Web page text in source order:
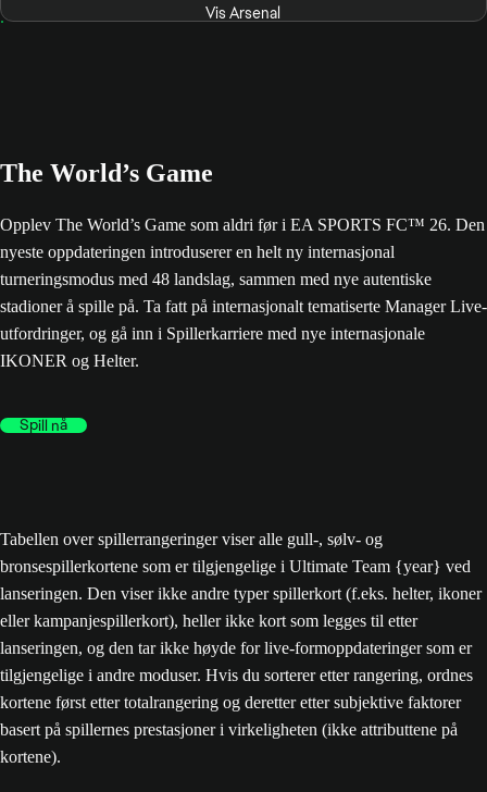
Vis Arsenal
The World’s Game
Opplev The World’s Game som aldri før i EA SPORTS FC™ 26. Den
nyeste oppdateringen introduserer en helt ny internasjonal
turneringsmodus med 48 landslag, sammen med nye autentiske
stadioner å spille på. Ta fatt på internasjonalt tematiserte Manager Live-
utfordringer, og gå inn i Spillerkarriere med nye internasjonale
IKONER og Helter.
Spill nå
Tabellen over spillerrangeringer viser alle gull-, sølv- og
bronsespillerkortene som er tilgjengelige i Ultimate Team {year} ved
lanseringen. Den viser ikke andre typer spillerkort (f.eks. helter, ikoner
eller kampanjespillerkort), heller ikke kort som legges til etter
lanseringen, og den tar ikke høyde for live-formoppdateringer som er
tilgjengelige i andre moduser. Hvis du sorterer etter rangering, ordnes
kortene først etter totalrangering og deretter etter subjektive faktorer
basert på spillernes prestasjoner i virkeligheten (ikke attributtene på
kortene).